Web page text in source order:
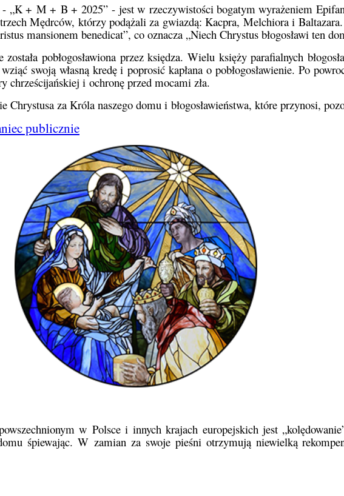
- „K + M + B + 2025” - jest w rzeczywistości bogatym wyrażeniem
Mędrców, którzy podążali za gwiazdą: Kacpra, Melchiora i
mansionem benedicat”, co oznacza „Niech Chrystus błogosławi ten
pobłogosławiona przez księdza. Wielu księży parafialnych
swoją własną kredę i poprosić kapłana o pobłogosławienie. Po
i ochronę przed mocami zła.
za Króla naszego domu i błogosławieństwa, które przynosi,
publicznie
w Polsce i innych krajach europejskich jest
śpiewając. W zamian za swoje pieśni otrzymują niewielką